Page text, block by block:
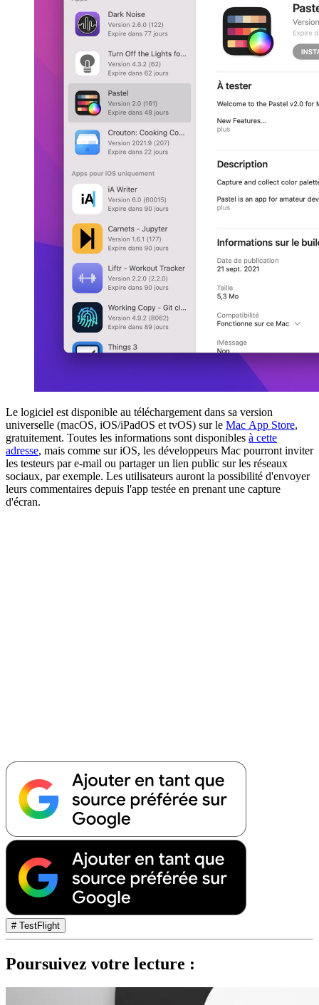
Le logiciel est disponible au téléchargement dans sa version
universelle (macOS, iOS/iPadOS et tvOS) sur le Mac App Store,
gratuitement. Toutes les informations sont disponibles à cette
adresse, mais comme sur iOS, les développeurs Mac pourront inviter
les testeurs par e-mail ou partager un lien public sur les réseaux
sociaux, par exemple. Les utilisateurs auront la possibilité d'envoyer
leurs commentaires depuis l'app testée en prenant une capture
d'écran.
# TestFlight
Poursuivez votre lecture :